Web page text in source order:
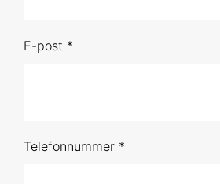
E-post *
Telefonnummer *